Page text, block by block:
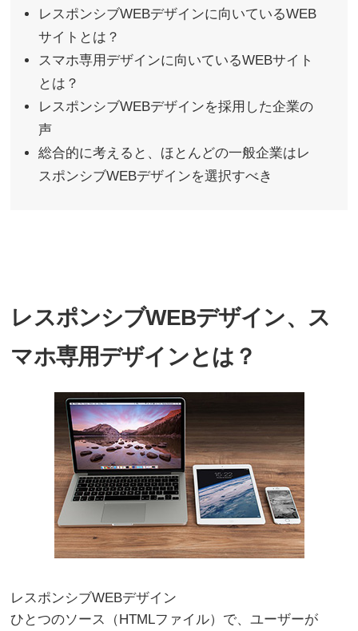
レスポンシブWEBデザインに向いているWEB
サイトとは？
スマホ専用デザインに向いているWEBサイト
とは？
レスポンシブWEBデザインを採用した企業の
声
総合的に考えると、ほとんどの一般企業はレ
スポンシブWEBデザインを選択すべき
レスポンシブWEBデザイン、ス
マホ専用デザインとは？
レスポンシブWEBデザイン
ひとつのソース（HTMLファイル）で、ユーザーが